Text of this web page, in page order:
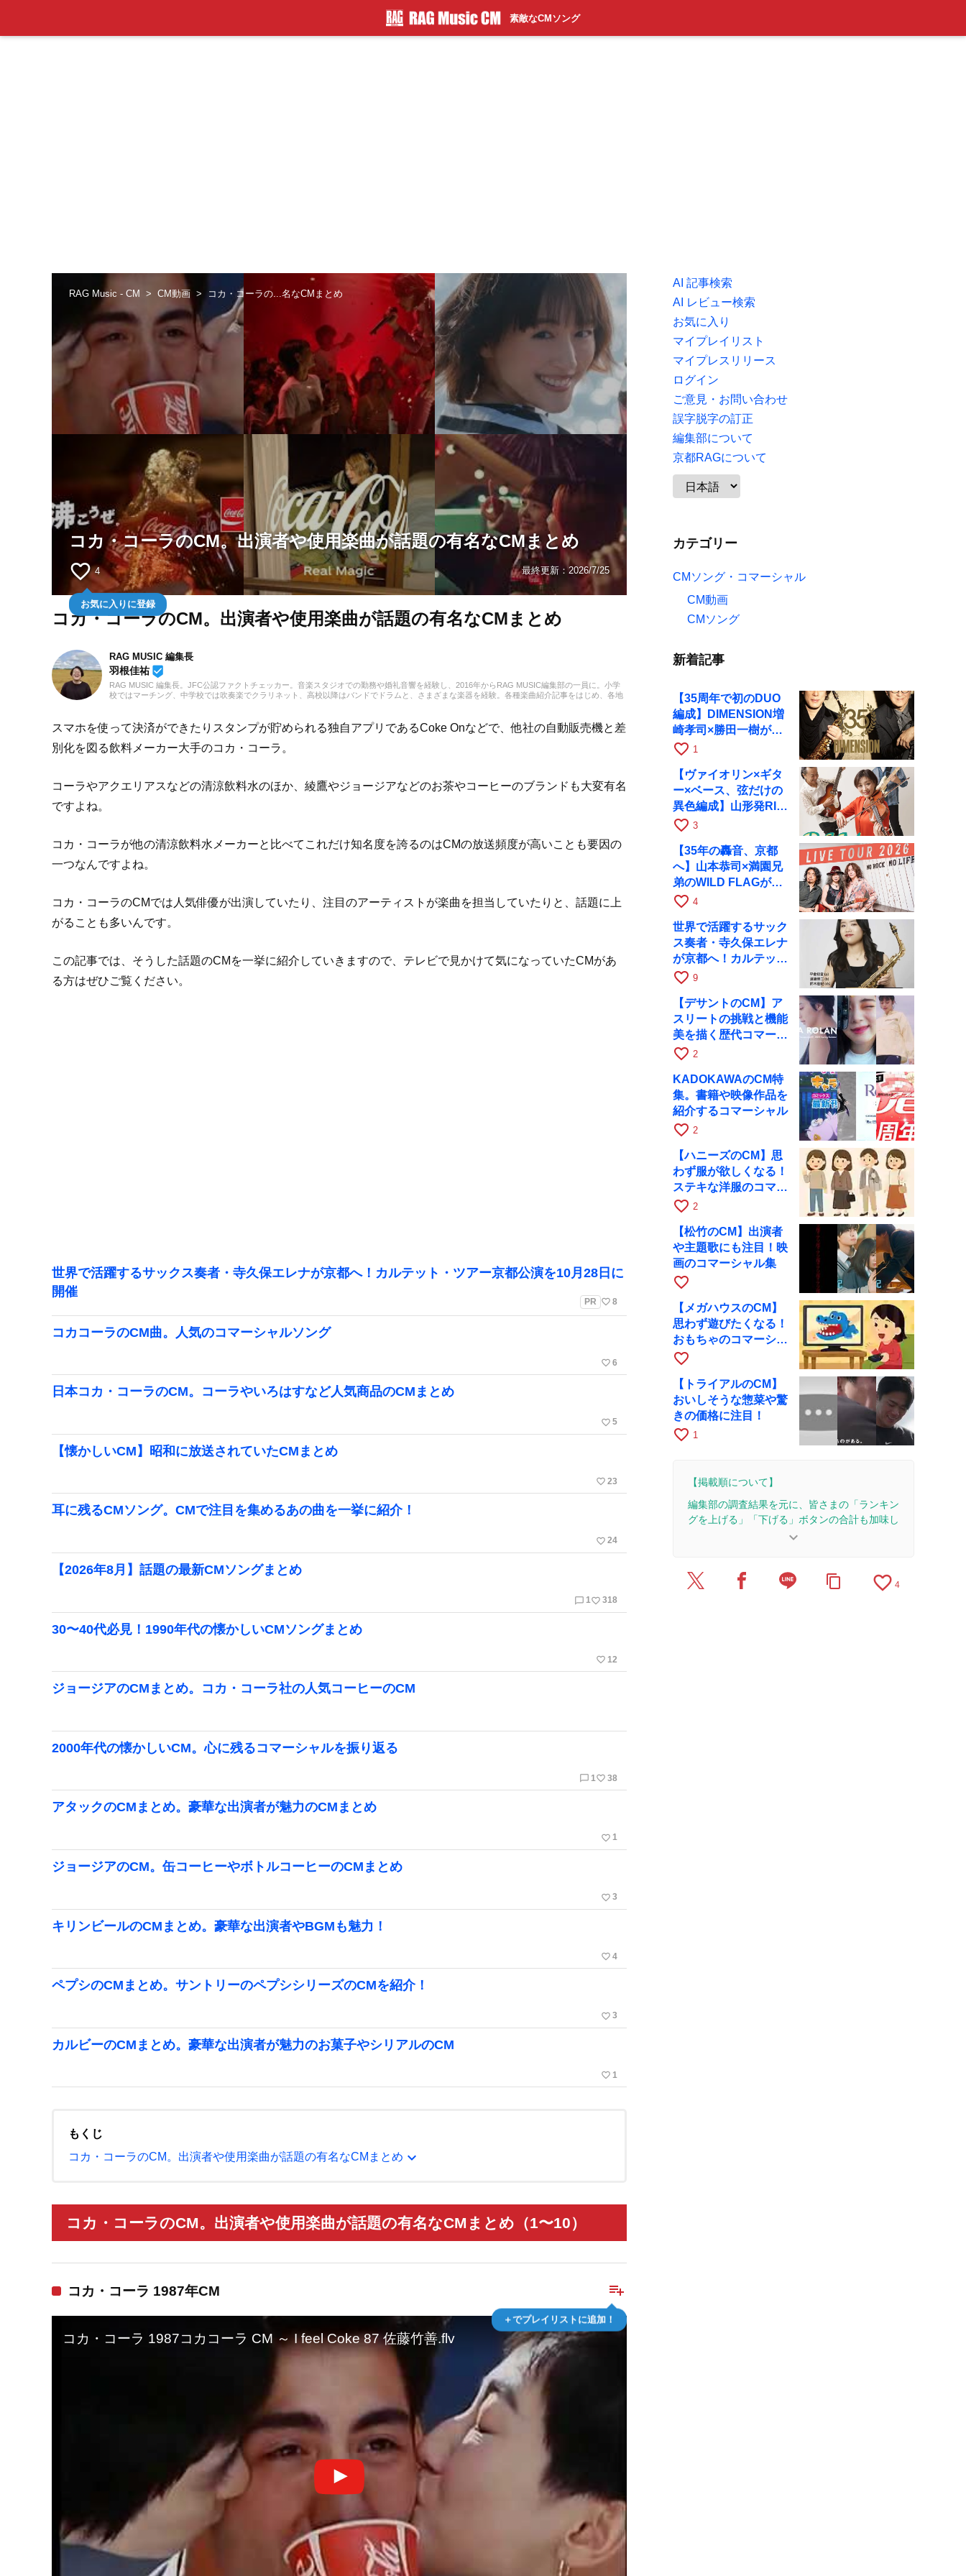
素敵なCMソング
RAG Music - CM CM動画 コカ・コーラの...名なCMまとめ
コカ・コーラのCM。出演者や使用楽曲が話題の有名なCMまとめ
favorite_border 4
お気に入りに登録
最終更新：2026/7/25
コカ・コーラのCM。出演者や使用楽曲が話題の有名なCMまとめ
RAG MUSIC 編集長
羽根佳祐 beenhere
RAG MUSIC 編集長。JFC公認ファクトチェッカー。音楽スタジオでの勤務や婚礼音響を経験し、2016年からRAG MUSIC編集部の一員に。小学
校ではマーチング、中学校では吹奏楽でクラリネット、高校以降はバンドでドラムと、さまざまな楽器を経験。各種楽曲紹介記事をはじめ、各地
スマホを使って決済ができたりスタンプが貯められる独自アプリであるCoke Onなどで、他社の自動販売機と差
別化を図る飲料メーカー大手のコカ・コーラ。
コーラやアクエリアスなどの清涼飲料水のほか、綾鷹やジョージアなどのお茶やコーヒーのブランドも大変有名
ですよね。
コカ・コーラが他の清涼飲料水メーカーと比べてこれだけ知名度を誇るのはCMの放送頻度が高いことも要因の
一つなんですよね。
コカ・コーラのCMでは人気俳優が出演していたり、注目のアーティストが楽曲を担当していたりと、話題に上
がることも多いんです。
この記事では、そうした話題のCMを一挙に紹介していきますので、テレビで見かけて気になっていたCMがあ
る方はぜひご覧ください。
世界で活躍するサックス奏者・寺久保エレナが京都へ！カルテット・ツアー京都公演を10月28日に
開催
PR favorite_border 8
コカコーラのCM曲。人気のコマーシャルソング
favorite_border 6
日本コカ・コーラのCM。コーラやいろはすなど人気商品のCMまとめ
favorite_border 5
【懐かしいCM】昭和に放送されていたCMまとめ
favorite_border 23
耳に残るCMソング。CMで注目を集めるあの曲を一挙に紹介！
favorite_border 24
【2026年8月】話題の最新CMソングまとめ
chat_bubble_outline 1 favorite_border 318
30〜40代必見！1990年代の懐かしいCMソングまとめ
favorite_border 12
ジョージアのCMまとめ。コカ・コーラ社の人気コーヒーのCM
2000年代の懐かしいCM。心に残るコマーシャルを振り返る
chat_bubble_outline 1 favorite_border 38
アタックのCMまとめ。豪華な出演者が魅力のCMまとめ
favorite_border 1
ジョージアのCM。缶コーヒーやボトルコーヒーのCMまとめ
favorite_border 3
キリンビールのCMまとめ。豪華な出演者やBGMも魅力！
favorite_border 4
ペプシのCMまとめ。サントリーのペプシシリーズのCMを紹介！
favorite_border 3
カルビーのCMまとめ。豪華な出演者が魅力のお菓子やシリアルのCM
favorite_border 1
もくじ
コカ・コーラのCM。出演者や使用楽曲が話題の有名なCMまとめ expand_more
コカ・コーラのCM。出演者や使用楽曲が話題の有名なCMまとめ（1〜10）
playlist_add
＋でプレイリストに追加！
コカ・コーラ 1987年CM
コカ・コーラ 1987コカコーラ CM ～ I feel Coke 87 佐藤竹善.flv
AI 記事検索
AI レビュー検索
お気に入り
マイプレイリスト
マイプレスリリース
ログイン
ご意見・お問い合わせ
誤字脱字の訂正
編集部について
京都RAGについて
カテゴリー
CMソング・コマーシャル
CM動画
CMソング
新着記事
【35周年で初のDUO
編成】DIMENSION増
崎孝司×勝田一樹が10
月11日に京都RAGへ
favorite_border 1
【ヴァイオリン×ギタ
ー×ベース、弦だけの
異色編成】山形発RIM
が初全国ツアーで8月
favorite_border 3
【35年の轟音、京都
へ】山本恭司×満園兄
弟のWILD FLAGが8
月6日にRAGでライブ
favorite_border 4
世界で活躍するサック
ス奏者・寺久保エレナ
が京都へ！カルテッ
ト・ツアー京都公演を
favorite_border 9
【デサントのCM】ア
スリートの挑戦と機能
美を描く歴代コマーシ
ャル集
favorite_border 2
KADOKAWAのCM特
集。書籍や映像作品を
紹介するコマーシャル
favorite_border 2
【ハニーズのCM】思
わず服が欲しくなる！
ステキな洋服のコマー
シャル
favorite_border 2
【松竹のCM】出演者
や主題歌にも注目！映
画のコマーシャル集
favorite_border
【メガハウスのCM】
思わず遊びたくなる！
おもちゃのコマーシャ
ル集
favorite_border
【トライアルのCM】
おいしそうな惣菜や驚
きの価格に注目！
favorite_border 1
【掲載順について】
編集部の調査結果を元に、皆さまの「ランキン
グを上げる」「下げる」ボタンの合計も加味し
2026/6/16：1本のレビューを追加・更新。
keyboard_arrow_down
content_copy favorite_border 4